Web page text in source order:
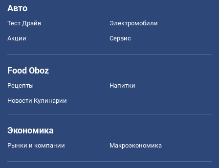
Авто
Тест Драйв Электромобили
Акции Сервис
Food Oboz
Рецепты Напитки
Новости Кулинарии
Экономика
Рынки и компании Mакроэкономика